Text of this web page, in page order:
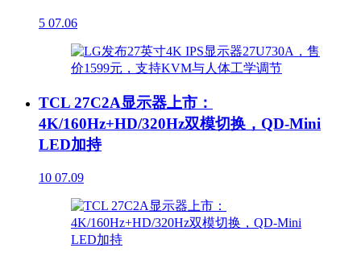
5 07.06
TCL 27C2A显示器上市：
4K/160Hz+HD/320Hz双模切换，QD-Mini
LED加持
10 07.09